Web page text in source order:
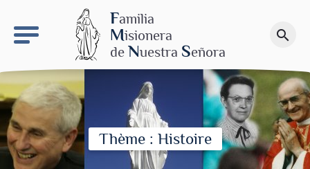
Familia
Misionera
de Nuestra Señora
search
El proyecto de Nuestra Señora de las Nieves
Haz una donación
Thème : Histoire